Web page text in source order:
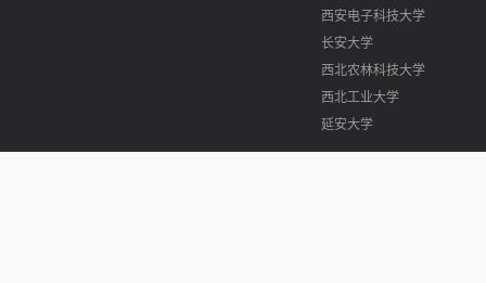
西安电子科技大学
长安大学
西北农林科技大学
西北工业大学
延安大学